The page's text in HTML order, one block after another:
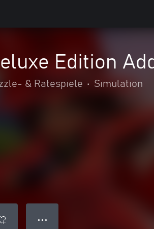
Edition
& Ratespiele • Simulation
● ● ●